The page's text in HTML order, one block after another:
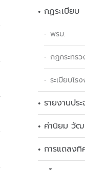
กฏระเบียบ
พรบ.
กฎกระทรว
ระเบียบโร
รายงานปร
ค่านิยม วัฒ
การแถลงทิ